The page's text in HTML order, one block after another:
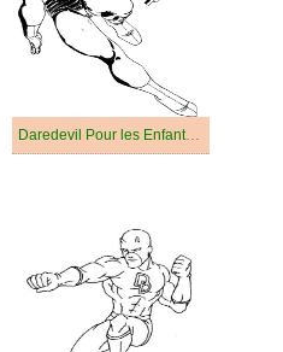
Daredevil Pour les Enfants de 4 Ans